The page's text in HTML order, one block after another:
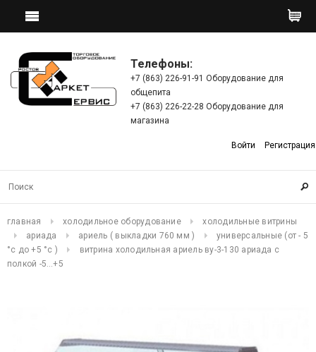
Телефоны:
+7 (863) 226-91-91 Оборудование для
общепита
+7 (863) 226-22-28 Оборудование для
магазина
Войти Регистрация
главная холодильное оборудование
холодильные витрины
ариада
ариель ( выкладки 760 мм )
универсальные (от - 5
°c до +5 °c )
витрина холодильная aриель ву-3-130 ариада с
полкой -5…+5